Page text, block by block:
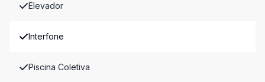
Elevador
Interfone
Piscina Coletiva